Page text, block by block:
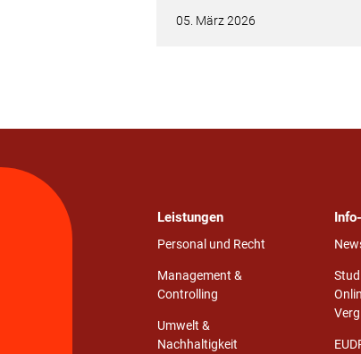
05. März 2026
Leistungen
Personal und Recht
Management &
Controlling
Umwelt &
Nachhaltigkeit